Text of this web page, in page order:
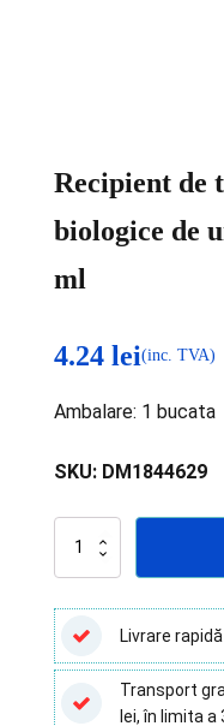
Recipient de
biologice de
ml
4.24 lei(inc. TVA)
Ambalare: 1 bucata
SKU: DM1844629
Cantitate
Recipient
de
transport
probe
biologice
de
unică
folosinta
Livrare
Transport
lei, în limita a